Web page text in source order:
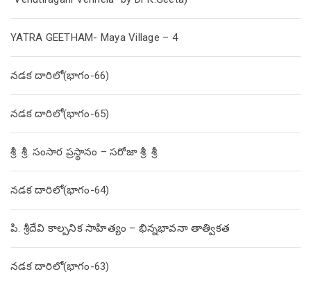
YATRA GEETHAM- Maya Village – 4
నడక దారిలో(భాగం-66)
నడక దారిలో(భాగం-65)
శ్రీ. శ్రీ. సంసార ప్రస్థానం – సరోజా శ్రీ. శ్రీ.
నడక దారిలో(భాగం-64)
పి. శ్రీదేవి కాల్పనిక సాహిత్యం – భిన్నభావనా తాత్వికత
నడక దారిలో(భాగం-63)